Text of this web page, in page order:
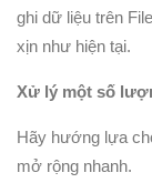
ghi dữ liệu trên
xịn như hiện tại.
Xử lý một số
Hãy hướng lựa
mở rộng nhanh.